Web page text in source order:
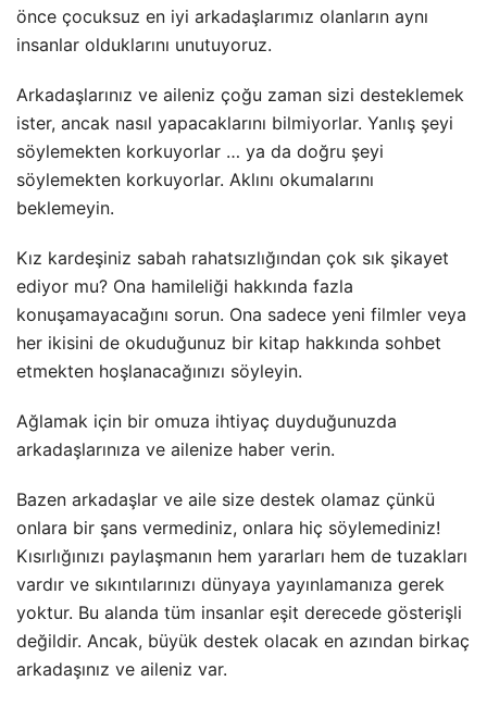
önce çocuksuz en iyi arkadaşlarımız olanların aynı
insanlar olduklarını unutuyoruz.
Arkadaşlarınız ve aileniz çoğu zaman sizi desteklemek
ister, ancak nasıl yapacaklarını bilmiyorlar. Yanlış şeyi
söylemekten korkuyorlar … ya da doğru şeyi
söylemekten korkuyorlar. Aklını okumalarını
beklemeyin.
Kız kardeşiniz sabah rahatsızlığından çok sık şikayet
ediyor mu? Ona hamileliği hakkında fazla
konuşamayacağını sorun. Ona sadece yeni filmler veya
her ikisini de okuduğunuz bir kitap hakkında sohbet
etmekten hoşlanacağınızı söyleyin.
Ağlamak için bir omuza ihtiyaç duyduğunuzda
arkadaşlarınıza ve ailenize haber verin.
Bazen arkadaşlar ve aile size destek olamaz çünkü
onlara bir şans vermediniz, onlara hiç söylemediniz!
Kısırlığınızı paylaşmanın hem yararları hem de tuzakları
vardır ve sıkıntılarınızı dünyaya yayınlamanıza gerek
yoktur. Bu alanda tüm insanlar eşit derecede gösterişli
değildir. Ancak, büyük destek olacak en azından birkaç
arkadaşınız ve aileniz var.